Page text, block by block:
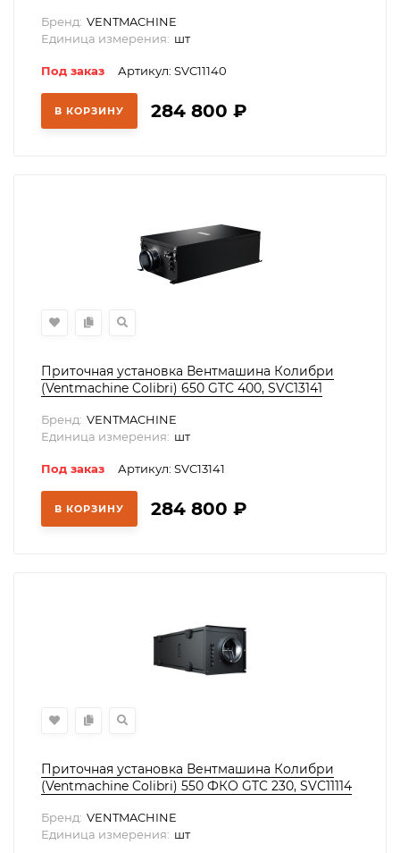
Бренд: VENTMACHINE
Единица измерения: шт
Под заказ Артикул: SVC11140
В КОРЗИНУ 284 800 ₽
Приточная установка Вентмашина Колибри
(Ventmachine Colibri) 650 GTC 400, SVC13141
Бренд: VENTMACHINE
Единица измерения: шт
Под заказ Артикул: SVC13141
В КОРЗИНУ 284 800 ₽
Приточная установка Вентмашина Колибри
(Ventmachine Colibri) 550 ФКО GTC 230, SVC11114
Бренд: VENTMACHINE
Единица измерения: шт